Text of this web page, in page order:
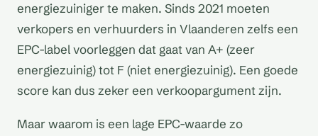
energiezuiniger te maken. Sinds 2021 moeten
verkopers en verhuurders in Vlaanderen zelfs een
EPC-label voorleggen dat gaat van A+ (zeer
energiezuinig) tot F (niet energiezuinig). Een goede
score kan dus zeker een verkoopargument zijn.
Maar waarom is een lage EPC-waarde zo